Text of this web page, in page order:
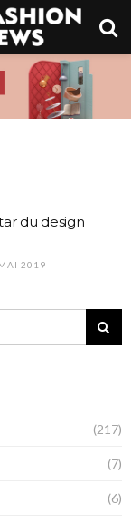
du design
2019
(217)
(7)
(6)